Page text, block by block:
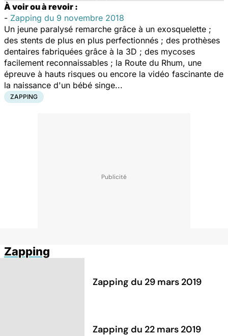
À voir ou à revoir :
- Zapping du 9 novembre 2018
Un jeune paralysé remarche grâce à un exosquelette ;
des stents de plus en plus perfectionnés ; des prothèses
dentaires fabriquées grâce à la 3D ; des mycoses
facilement reconnaissables ; la Route du Rhum, une
épreuve à hauts risques ou encore la vidéo fascinante de
la naissance d'un bébé singe...
ZAPPING
Zapping
Zapping du 29 mars 2019
Zapping du 22 mars 2019